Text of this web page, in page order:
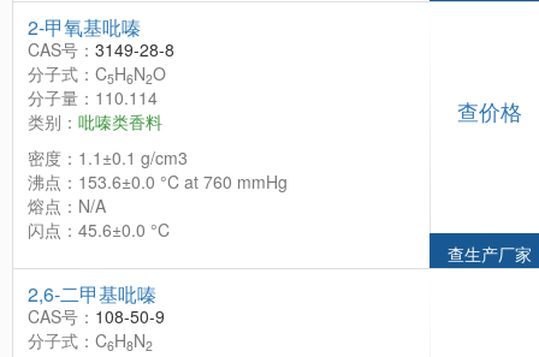
2-甲氧基吡嗪
CAS号： 3149-28-8
分子式：C5H6N2O
分子量：110.114
类别： 吡嗪类香料
密度：1.1±0.1 g/cm3
沸点：153.6±0.0 °C at 760 mmHg
熔点：N/A
闪点：45.6±0.0 °C
查价格
查生产厂家
2,6-二甲基吡嗪
CAS号： 108-50-9
分子式：C6H8N2